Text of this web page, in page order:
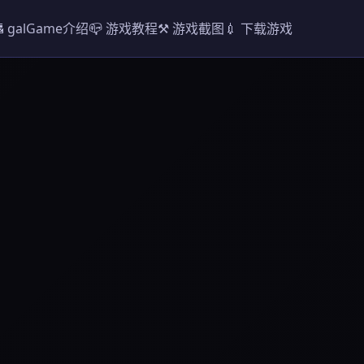
galGame介绍📪 游戏教程⚒️ 游戏截图 💉 下载游戏